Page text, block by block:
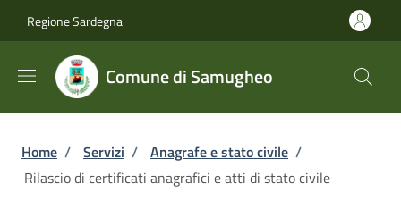
Regione Sardegna
Comune di Samugheo
Briciole di pane
Home / Servizi / Anagrafe e stato civile /
Rilascio di certificati anagrafici e atti di stato civile